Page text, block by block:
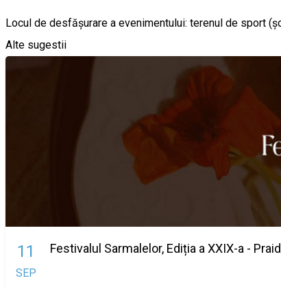
Locul de desfășurare a evenimentului: terenul de sport
Alte sugestii
11
SEP
Festivalul Sarmalelor, Ediția a XXIX-a - Praid